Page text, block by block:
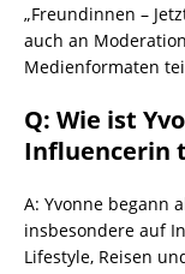
„Freundinnen –
auch an
Medienformaten
Q: Wie ist
Influencerin
A: Yvonne begann
insbesondere auf
Lifestyle, Reisen